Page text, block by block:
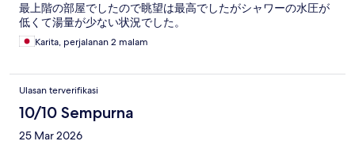
最上階の部屋でしたので眺望は最高でしたがシャワーの水圧が
低くて湯量が少ない状況でした。
Karita, perjalanan 2 malam
Ulasan terverifikasi
10/10 Sempurna
25 Mar 2026